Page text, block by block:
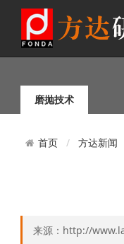
磨抛技术
首页 方达新闻
来源：http://